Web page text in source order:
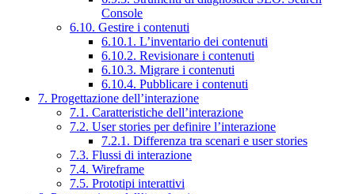
Console
6.10. Gestire i contenuti
6.10.1. L’inventario dei contenuti
6.10.2. Revisionare i contenuti
6.10.3. Migrare i contenuti
6.10.4. Pubblicare i contenuti
7. Progettazione dell’interazione
7.1. Caratteristiche dell’interazione
7.2. User stories per definire l’interazione
7.2.1. Differenza tra scenari e user stories
7.3. Flussi di interazione
7.4. Wireframe
7.5. Prototipi interattivi